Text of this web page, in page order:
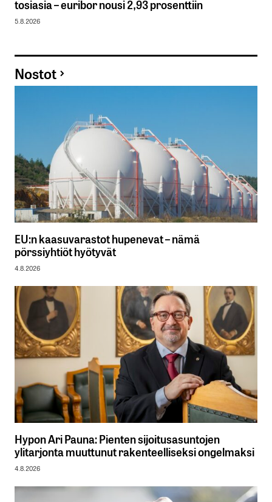
tosiasia – euribor nousi 2,93 prosenttiin
5.8.2026
Nostot
EU:n kaasuvarastot hupenevat – nämä
pörssiyhtiöt hyötyvät
4.8.2026
Hypon Ari Pauna: Pienten sijoitusasuntojen
ylitarjonta muuttunut rakenteelliseksi ongelmaksi
4.8.2026